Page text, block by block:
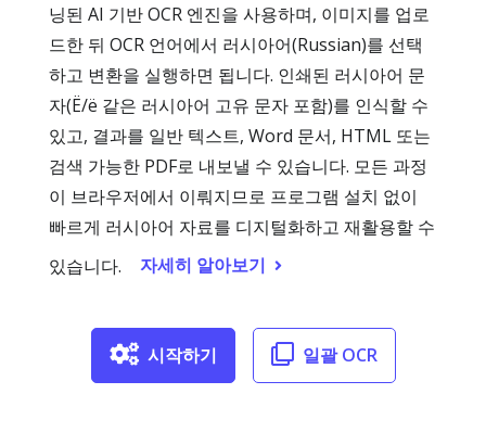
닝된 AI 기반 OCR 엔진을 사용하며, 이미지를 업로
드한 뒤 OCR 언어에서 러시아어(Russian)를 선택
하고 변환을 실행하면 됩니다. 인쇄된 러시아어 문
자(Ё/ё 같은 러시아어 고유 문자 포함)를 인식할 수
있고, 결과를 일반 텍스트, Word 문서, HTML 또는
검색 가능한 PDF로 내보낼 수 있습니다. 모든 과정
이 브라우저에서 이뤄지므로 프로그램 설치 없이
빠르게 러시아어 자료를 디지털화하고 재활용할 수
있습니다.
자세히 알아보기
시작하기 일괄 OCR